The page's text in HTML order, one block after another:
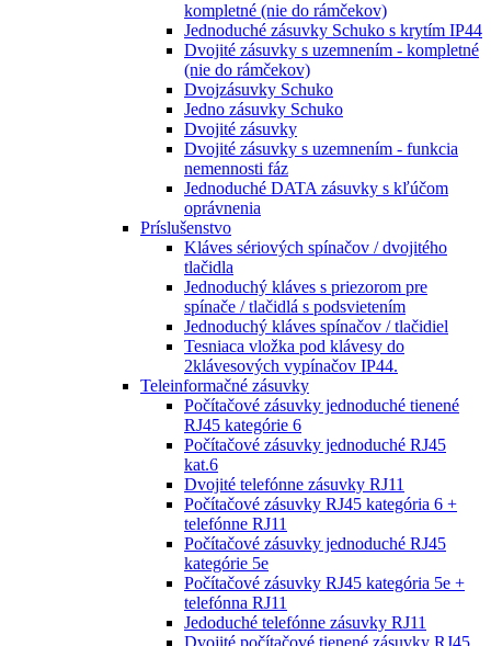
kompletné (nie do rámčekov)
Jednoduché zásuvky Schuko s krytím IP44
Dvojité zásuvky s uzemnením - kompletné
(nie do rámčekov)
Dvojzásuvky Schuko
Jedno zásuvky Schuko
Dvojité zásuvky
Dvojité zásuvky s uzemnením - funkcia
nemennosti fáz
Jednoduché DATA zásuvky s kľúčom
oprávnenia
Príslušenstvo
Kláves sériových spínačov / dvojitého
tlačidla
Jednoduchý kláves s priezorom pre
spínače / tlačidlá s podsvietením
Jednoduchý kláves spínačov / tlačidiel
Tesniaca vložka pod klávesy do
2klávesových vypínačov IP44.
Teleinformačné zásuvky
Počítačové zásuvky jednoduché tienené
RJ45 kategórie 6
Počítačové zásuvky jednoduché RJ45
kat.6
Dvojité telefónne zásuvky RJ11
Počítačové zásuvky RJ45 kategória 6 +
telefónne RJ11
Počítačové zásuvky jednoduché RJ45
kategórie 5e
Počítačové zásuvky RJ45 kategória 5e +
telefónna RJ11
Jedoduché telefónne zásuvky RJ11
Dvojité počítačové tienené zásuvky RJ45